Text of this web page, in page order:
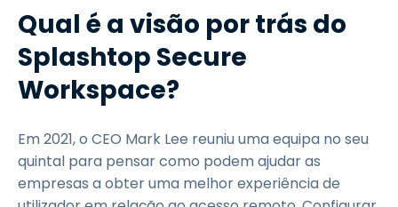
Qual é a visão por trás do
Splashtop Secure
Workspace?
Em 2021, o CEO Mark Lee reuniu uma equipa no seu
quintal para pensar como podem ajudar as
empresas a obter uma melhor experiência de